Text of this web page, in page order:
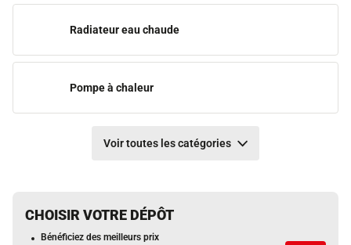
Radiateur eau chaude
Pompe à chaleur
Voir toutes les catégories
CHOISIR VOTRE DÉPÔT
Bénéficiez des meilleurs prix